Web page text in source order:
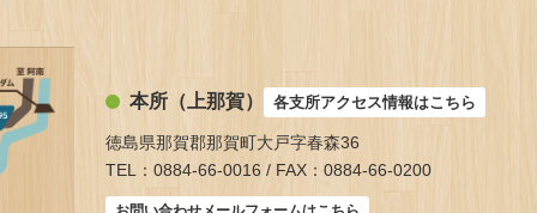
本所（上那賀） 各支所アクセス情報はこちら
徳島県那賀郡那賀町大戸字春森36
TEL：0884-66-0016 / FAX：0884-66-0200